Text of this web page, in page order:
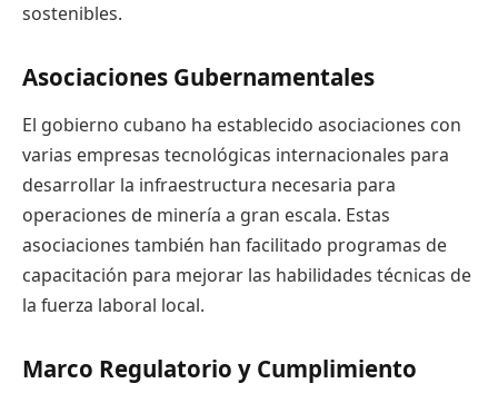
sostenibles.
Asociaciones Gubernamentales
El gobierno cubano ha establecido asociaciones con
varias empresas tecnológicas internacionales para
desarrollar la infraestructura necesaria para
operaciones de minería a gran escala. Estas
asociaciones también han facilitado programas de
capacitación para mejorar las habilidades técnicas de
la fuerza laboral local.
Marco Regulatorio y Cumplimiento